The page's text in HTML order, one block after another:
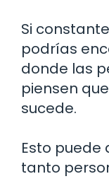
Si
podrías
donde las
piensen
sucede.
Esto puede
tanto